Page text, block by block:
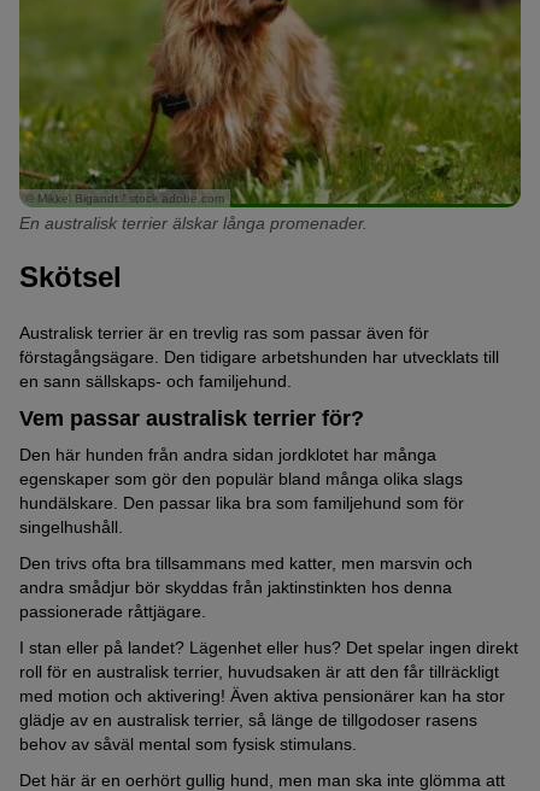
© Mikkel Bigandt / stock.adobe.com
En australisk terrier älskar långa promenader.
Skötsel
Australisk terrier är en trevlig ras som passar även för
förstagångsägare. Den tidigare arbetshunden har utvecklats till
en sann sällskaps- och familjehund.
Vem passar australisk terrier för?
Den här hunden från andra sidan jordklotet har många
egenskaper som gör den populär bland många olika slags
hundälskare. Den passar lika bra som familjehund som för
singelhushåll.
Den trivs ofta bra tillsammans med katter, men marsvin och
andra smådjur bör skyddas från jaktinstinkten hos denna
passionerade råttjägare.
I stan eller på landet? Lägenhet eller hus? Det spelar ingen direkt
roll för en australisk terrier, huvudsaken är att den får tillräckligt
med motion och aktivering! Även aktiva pensionärer kan ha stor
glädje av en australisk terrier, så länge de tillgodoser rasens
behov av såväl mental som fysisk stimulans.
Det här är en oerhört gullig hund, men man ska inte glömma att